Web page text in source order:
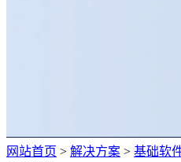
网站首页 > 解决方案 > 基础软